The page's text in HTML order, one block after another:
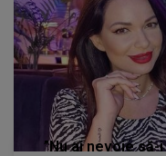
”Nu ai nevoie